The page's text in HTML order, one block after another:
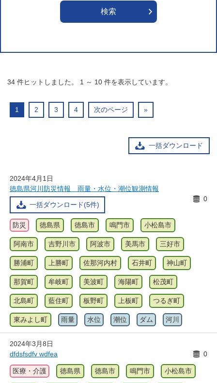
34 件ヒットしました。 1 ～ 10 件を表示しています。
1 2 3 4 次のページ »
一括ダウンロード
2024年4月1日
徳島県河川防災情報 雨量・水位・潮位観測情報
一括ダウンロード(5件)
0
防災 徳島県 徳島市 鳴門市 小松島市
阿南市 吉野川市 阿波市 美馬市 三好市
勝浦町 上勝町 佐那河内村 石井町 神山町
那賀町 牟岐町 美波町 海陽町 松茂町
北島町 藍住町 板野町 上板町 つるぎ町
東みよし町 雨量 水位 潮位 ダム 河川
2024年3月8日
dfdsfsdfv wdfea
0
医療・介護 徳島県 徳島市 鳴門市 小松島市